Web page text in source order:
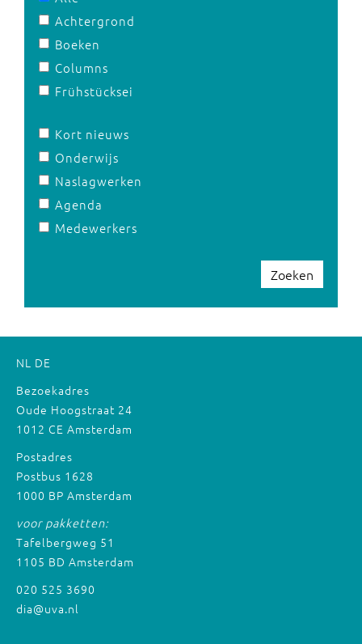
Achtergrond
Boeken
Columns
Frühstücksei
Kort nieuws
Onderwijs
Naslagwerken
Agenda
Medewerkers
Zoeken
NL DE
Bezoekadres
Oude Hoogstraat 24
1012 CE Amsterdam
Postadres
Postbus 1628
1000 BP Amsterdam
voor pakketten:
Tafelbergweg 51
1105 BD Amsterdam
020 525 3690
dia@uva.nl